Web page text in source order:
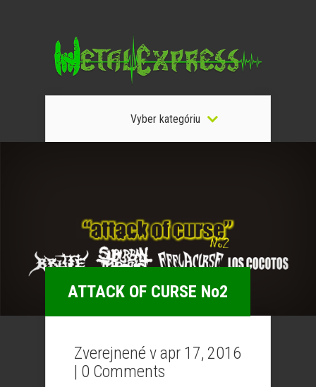
Vyber kategóriu
ATTACK OF CURSE No2
Zverejnené v apr 17, 2016
| 0 Comments